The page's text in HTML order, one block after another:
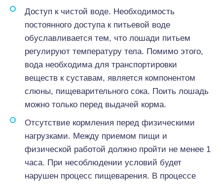
Доступ к чистой воде. Необходимость
постоянного доступа к питьевой воде
обуславливается тем, что лошади питьем
регулируют температуру тела. Помимо этого,
вода необходима для транспортировки
веществ к суставам, является компонентом
слюны, пищеварительного сока. Поить лошадь
можно только перед выдачей корма.
Отсутствие кормления перед физическими
нагрузками. Между приемом пищи и
физической работой должно пройти не менее 1
часа. При несоблюдении условий будет
нарушен процесс пищеварения. В процессе